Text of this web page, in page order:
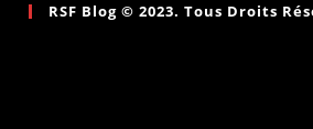
RSF Blog © 2023. Tous Droits